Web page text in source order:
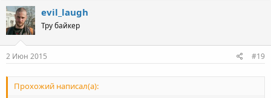
evil_laugh
Тру байкер
2 Июн 2015 #19
Прохожий написал(а):